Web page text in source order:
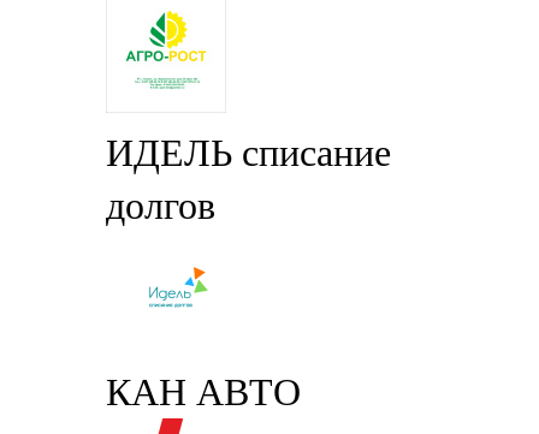
ИДЕЛЬ списание
долгов
КАН АВТО